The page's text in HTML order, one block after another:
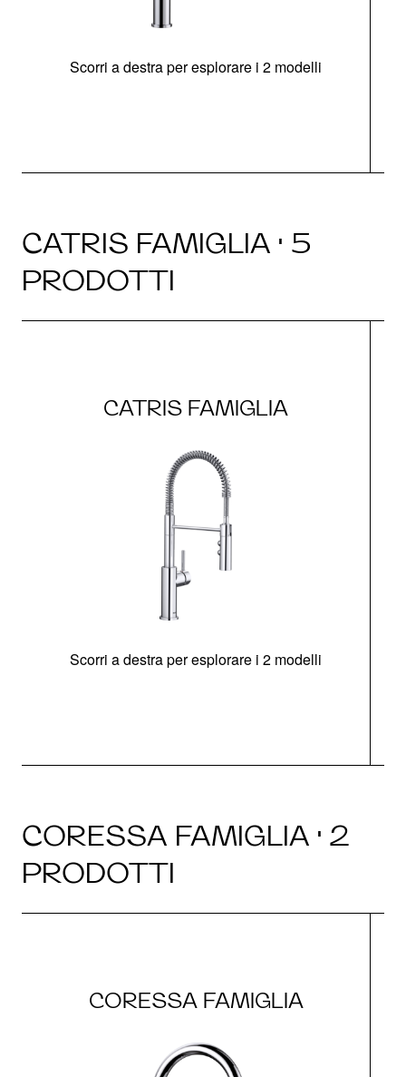
Scorri a destra per esplorare i 2 modelli
CATRIS FAMIGLIA · 5
PRODOTTI
CATRIS FAMIGLIA
Scorri a destra per esplorare i 2 modelli
CORESSA FAMIGLIA · 2
PRODOTTI
CORESSA FAMIGLIA